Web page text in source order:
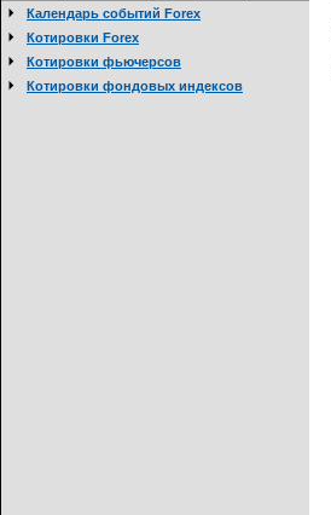
Календарь событий Forex
Котировки Forex
Котировки фьючерсов
Котировки фондовых индексов